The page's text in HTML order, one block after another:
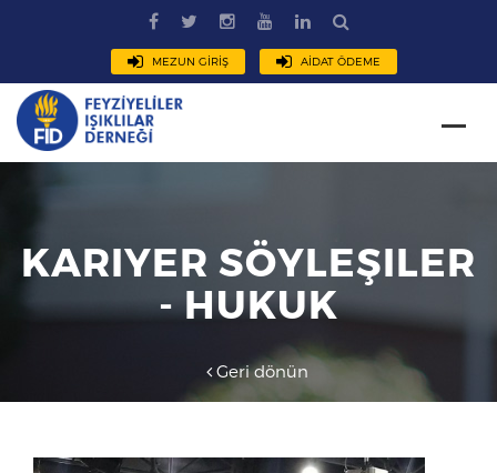
MEZUN GİRİŞ AİDAT ÖDEME
KARIYER SÖYLEŞILER
- HUKUK
Geri dönün